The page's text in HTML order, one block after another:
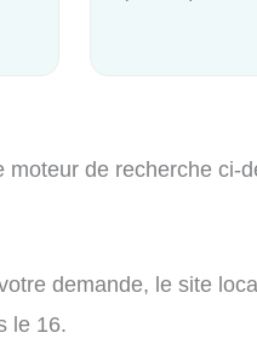
de recherche ci-
demande, le site
le 16.